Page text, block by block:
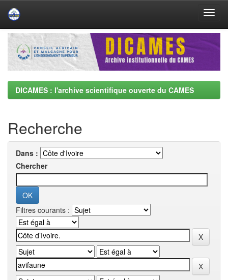
Skip
navigation
DICAMES : l'archive scientifique ouverte du CAMES
Recherche
Dans :
Chercher
Filtres courants :